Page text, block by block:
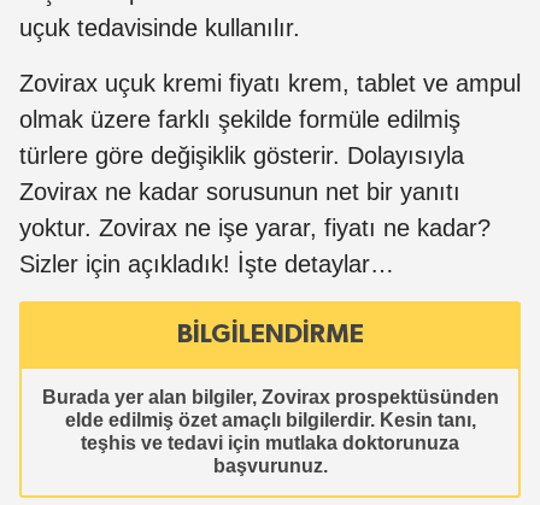
uçuk tedavisinde kullanılır.
Zovirax uçuk kremi fiyatı krem, tablet ve ampul
olmak üzere farklı şekilde formüle edilmiş
türlere göre değişiklik gösterir. Dolayısıyla
Zovirax ne kadar sorusunun net bir yanıtı
yoktur. Zovirax ne işe yarar, fiyatı ne kadar?
Sizler için açıkladık! İşte detaylar…
BİLGİLENDİRME
Burada yer alan bilgiler, Zovirax prospektüsünden
elde edilmiş özet amaçlı bilgilerdir. Kesin tanı,
teşhis ve tedavi için mutlaka doktorunuza
başvurunuz.